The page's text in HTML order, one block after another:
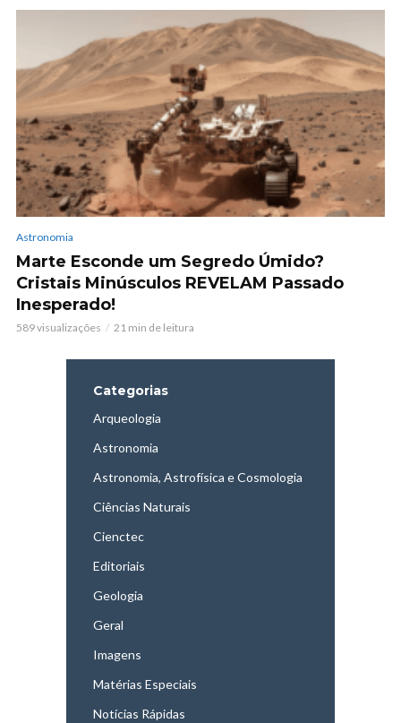
Astronomia
Marte Esconde um Segredo Úmido?
Cristais Minúsculos REVELAM Passado
Inesperado!
589 visualizações 21 min de leitura
Categorias
Arqueologia
Astronomia
Astronomia, Astrofísica e Cosmologia
Ciências Naturais
Cienctec
Editoriais
Geologia
Geral
Imagens
Matérias Especiais
Notícias Rápidas